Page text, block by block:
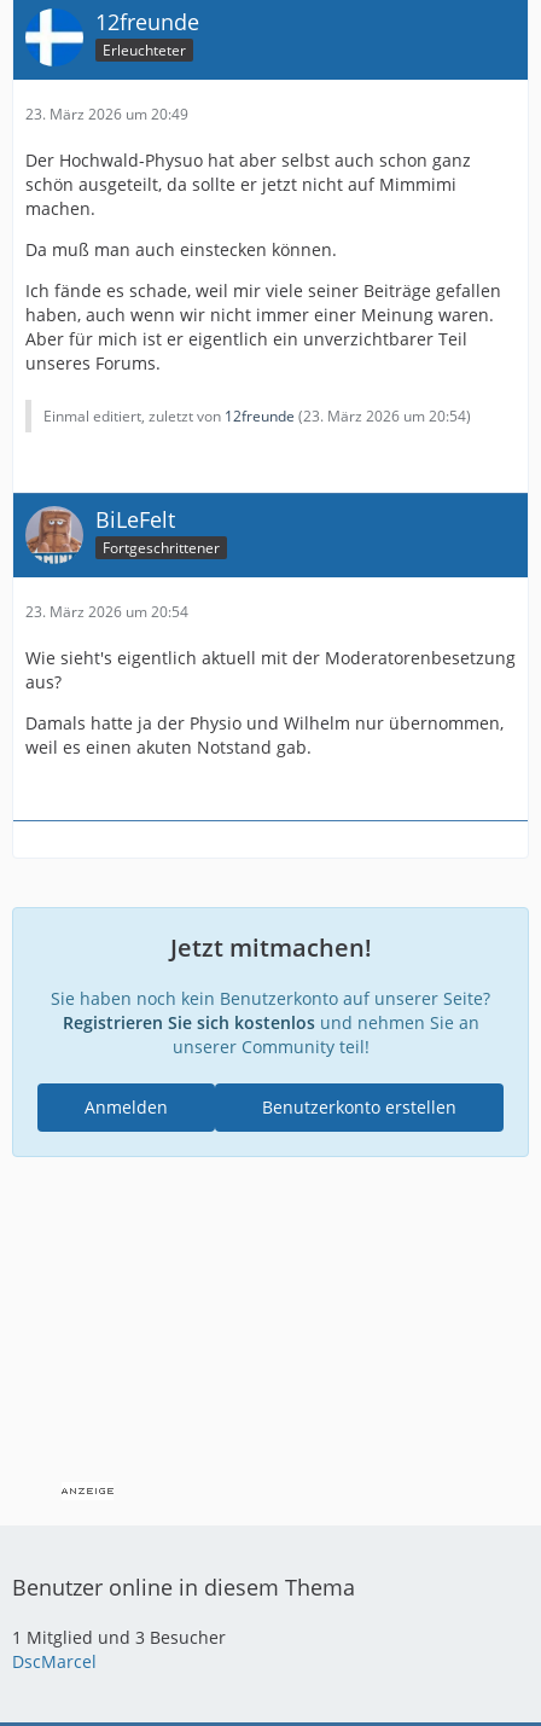
12freunde
Erleuchteter
23. März 2026 um 20:49
Der Hochwald-Physuo hat aber selbst auch schon ganz
schön ausgeteilt, da sollte er jetzt nicht auf Mimmimi
machen.
Da muß man auch einstecken können.
Ich fände es schade, weil mir viele seiner Beiträge gefallen
haben, auch wenn wir nicht immer einer Meinung waren.
Aber für mich ist er eigentlich ein unverzichtbarer Teil
unseres Forums.
Einmal editiert, zuletzt von 12freunde (23. März 2026 um 20:54)
BiLeFelt
Fortgeschrittener
23. März 2026 um 20:54
Wie sieht's eigentlich aktuell mit der Moderatorenbesetzung
aus?
Damals hatte ja der Physio und Wilhelm nur übernommen,
weil es einen akuten Notstand gab.
Jetzt mitmachen!
Sie haben noch kein Benutzerkonto auf unserer Seite?
Registrieren Sie sich kostenlosund nehmen Sie an
unserer Community teil!
Benutzerkonto erstellen
Anmelden
Benutzer online in diesem Thema
1 Mitglied und 3 Besucher
DscMarcel